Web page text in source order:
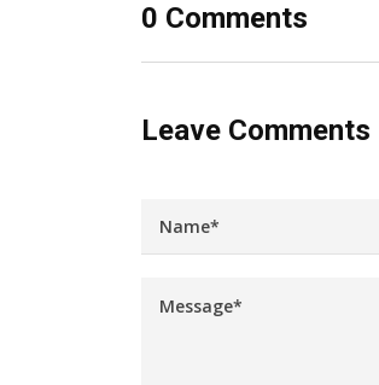
0 Comments
Leave Comments